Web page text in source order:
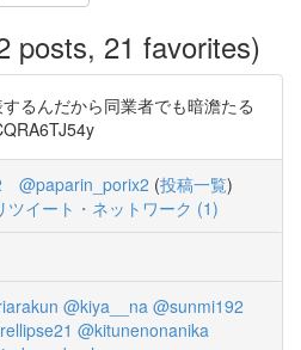
posts, 21 favorites)
るんだから同業者でも暗澹たる
@paparin_porix2 (投稿一覧)
ツイート・ネットワーク (1)
@kiya__na @sunmi192
@kitunenonanika